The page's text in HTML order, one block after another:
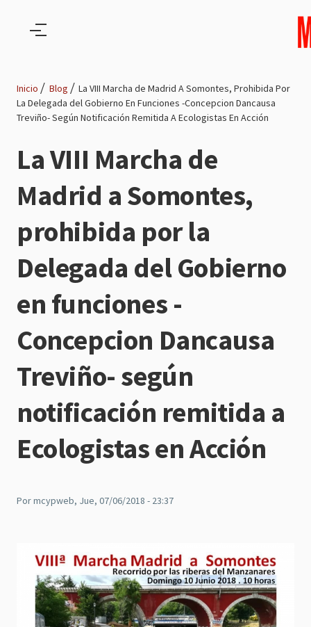
Ruta
de
navegación
Inicio Blog
La VIII Marcha de Madrid A Somontes, Prohibida Por
La Delegada del Gobierno En Funciones -Concepcion Dancausa
Treviño- Según Notificación Remitida A Ecologistas En Acción
La VIII Marcha de
Madrid a Somontes,
prohibida por la
Delegada del Gobierno
en funciones -
Concepcion Dancausa
Treviño- según
notificación remitida a
Ecologistas en Acción
Pormcypweb, Jue, 07/06/2018 - 23:37